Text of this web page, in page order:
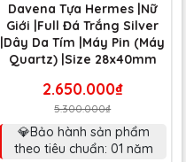
Davena Tựa Hermes |Nữ
Giới |Full Đá Trắng Silver
|Dây Da Tím |Máy Pin (Máy
Quartz) |Size 28x40mm
2.650.000₫
5.300.000₫
💎Bảo hành sản phẩm
theo tiêu chuẩn: 01 năm